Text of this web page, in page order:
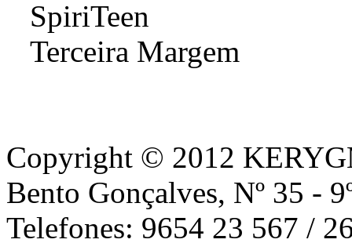
SpiriTeen
Terceira Margem
Copyright © 2012
Bento Gonçalves, Nº 35 -
Telefones: 9654 23 567 /